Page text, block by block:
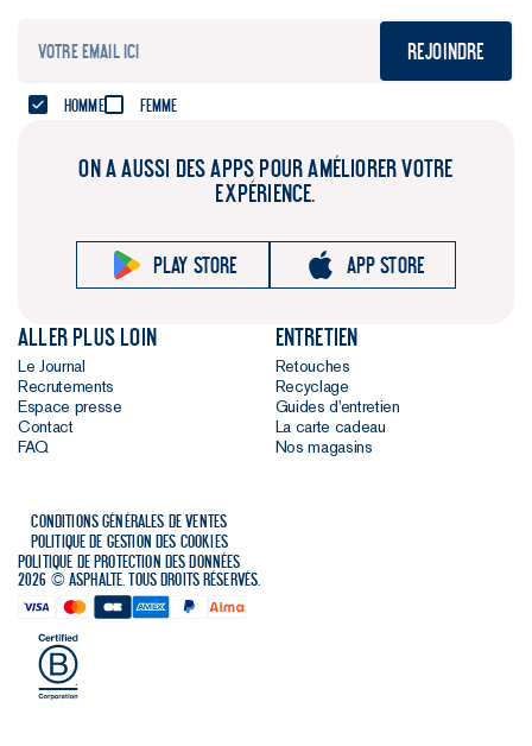
Rejoindre
Homme Femme
ON A AUSSI DES APPS POUR AMÉLIORER VOTRE
EXPÉRIENCE.
Play store App store
Aller plus loin
Le Journal
Recrutements
Espace presse
Contact
FAQ
Entretien
Retouches
Recyclage
Guides d'entretien
La carte cadeau
Nos magasins
Conditions générales de ventes
Politique de gestion des cookies
Politique de protection des données
2026 © Asphalte. Tous droits réservés.